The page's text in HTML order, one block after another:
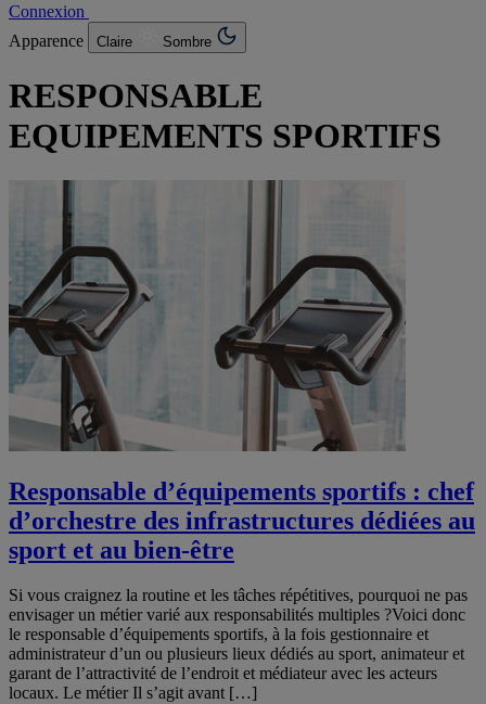
Connexion
Apparence
Claire Sombre
RESPONSABLE
EQUIPEMENTS SPORTIFS
Responsable d’équipements sportifs : chef
d’orchestre des infrastructures dédiées au
sport et au bien-être
Si vous craignez la routine et les tâches répétitives, pourquoi ne pas
envisager un métier varié aux responsabilités multiples ?Voici donc
le responsable d’équipements sportifs, à la fois gestionnaire et
administrateur d’un ou plusieurs lieux dédiés au sport, animateur et
garant de l’attractivité de l’endroit et médiateur avec les acteurs
locaux. Le métier Il s’agit avant […]